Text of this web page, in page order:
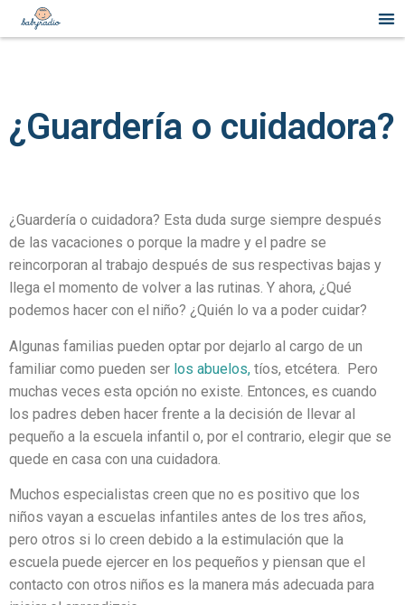
¿Guardería o cuidadora?
¿Guardería o cuidadora? Esta duda surge siempre después
de las vacaciones o porque la madre y el padre se
reincorporan al trabajo después de sus respectivas bajas y
llega el momento de volver a las rutinas. Y ahora, ¿Qué
podemos hacer con el niño? ¿Quién lo va a poder cuidar?
Algunas familias pueden optar por dejarlo al cargo de un
familiar como pueden ser los abuelos, tíos, etcétera. Pero
muchas veces esta opción no existe. Entonces, es cuando
los padres deben hacer frente a la decisión de llevar al
pequeño a la escuela infantil o, por el contrario, elegir que se
quede en casa con una cuidadora.
Muchos especialistas creen que no es positivo que los
niños vayan a escuelas infantiles antes de los tres años,
pero otros si lo creen debido a la estimulación que la
escuela puede ejercer en los pequeños y piensan que el
contacto con otros niños es la manera más adecuada para